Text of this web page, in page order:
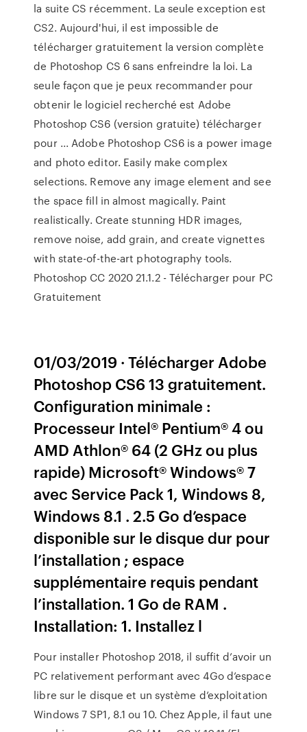
la suite CS récemment. La seule exception est
CS2. Aujourd'hui, il est impossible de
télécharger gratuitement la version complète
de Photoshop CS 6 sans enfreindre la loi. La
seule façon que je peux recommander pour
obtenir le logiciel recherché est Adobe
Photoshop CS6 (version gratuite) télécharger
pour ... Adobe Photoshop CS6 is a power image
and photo editor. Easily make complex
selections. Remove any image element and see
the space fill in almost magically. Paint
realistically. Create stunning HDR images,
remove noise, add grain, and create vignettes
with state-of-the-art photography tools.
Photoshop CC 2020 21.1.2 - Télécharger pour PC
Gratuitement
01/03/2019 · Télécharger Adobe
Photoshop CS6 13 gratuitement.
Configuration minimale :
Processeur Intel® Pentium® 4 ou
AMD Athlon® 64 (2 GHz ou plus
rapide) Microsoft® Windows® 7
avec Service Pack 1, Windows 8,
Windows 8.1 . 2.5 Go d’espace
disponible sur le disque dur pour
l’installation ; espace
supplémentaire requis pendant
l’installation. 1 Go de RAM .
Installation: 1. Installez l
Pour installer Photoshop 2018, il suffit d’avoir un
PC relativement performant avec 4Go d’espace
libre sur le disque et un système d’exploitation
Windows 7 SP1, 8.1 ou 10. Chez Apple, il faut une